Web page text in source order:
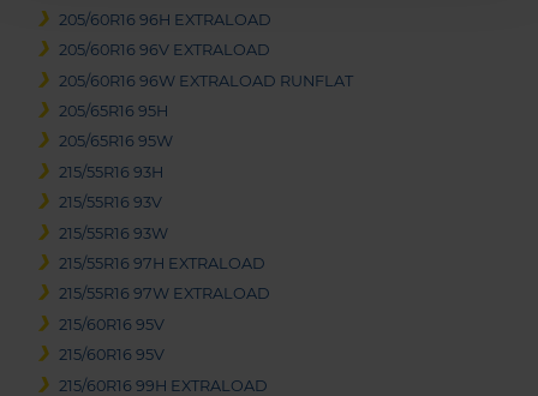
205/60R16 96H EXTRALOAD
205/60R16 96V EXTRALOAD
205/60R16 96W EXTRALOAD RUNFLAT
205/65R16 95H
205/65R16 95W
215/55R16 93H
215/55R16 93V
215/55R16 93W
215/55R16 97H EXTRALOAD
215/55R16 97W EXTRALOAD
215/60R16 95V
215/60R16 95V
215/60R16 99H EXTRALOAD